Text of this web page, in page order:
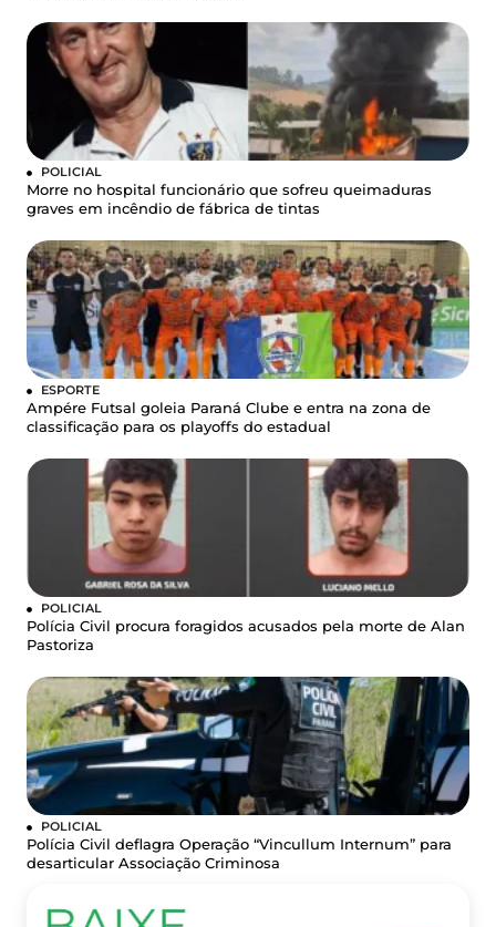
POLICIAL
Morre no hospital funcionário que sofreu queimaduras
graves em incêndio de fábrica de tintas
ESPORTE
Ampére Futsal goleia Paraná Clube e entra na zona de
classificação para os playoffs do estadual
POLICIAL
Polícia Civil procura foragidos acusados pela morte de Alan
Pastoriza
POLICIAL
Polícia Civil deflagra Operação “Vincullum Internum” para
desarticular Associação Criminosa